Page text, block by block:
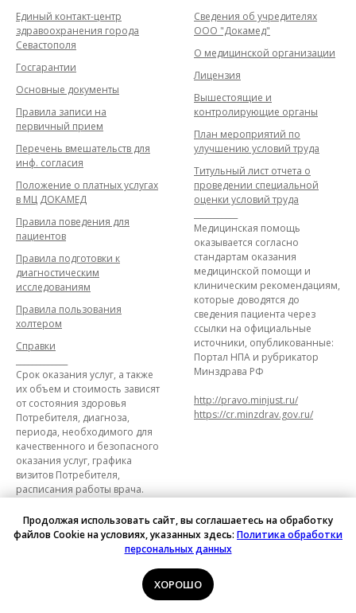
Единый контакт-центр
здравоохранения города
Севастополя
Госгарантии
Основные документы
Правила записи на
первичный прием
Перечень вмешательств для
инф. согласия
Положение о платных услугах
в МЦ ДОКАМЕД
Правила поведения для
пациентов
Правила подготовки к
диагностическим
исследованиям
Правила пользования
холтером
Справки
Срок оказания услуг, а также
их объем и стоимость зависят
от состояния здоровья
Потребителя, диагноза,
периода, необходимого для
качественного и безопасного
оказания услуг, графика
визитов Потребителя,
расписания работы врача.
Сведения об учредителях
ООО "Докамед"
О медицинской организации
Лицензия
Вышестоящие и
контролирующие органы
План мероприятий по
улучшению условий труда
Титульный лист отчета о
проведении специальной
оценки условий труда
Медицинская помощь
оказывается согласно
стандартам оказания
медицинской помощи и
клиническим рекомендациям,
которые доводятся до
сведения пациента через
ссылки на официальные
источники, опубликованные:
Портал НПА и рубрикатор
Минздрава РФ
http://pravo.minjust.ru/
https://cr.minzdrav.gov.ru/
Продолжая использовать сайт, вы соглашаетесь на обработку
файлов Cookie на условиях, указанных здесь: Политика обработки
персональных данных
ХОРОШО